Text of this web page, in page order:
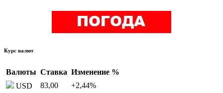
Курс валют
Валюты Ставка Изменение %
USD
83,00 +2,44%